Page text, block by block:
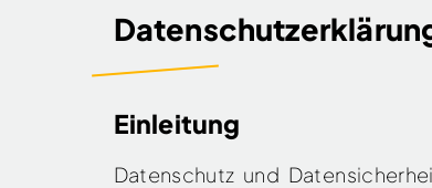
Einleitung
Datenschutz und